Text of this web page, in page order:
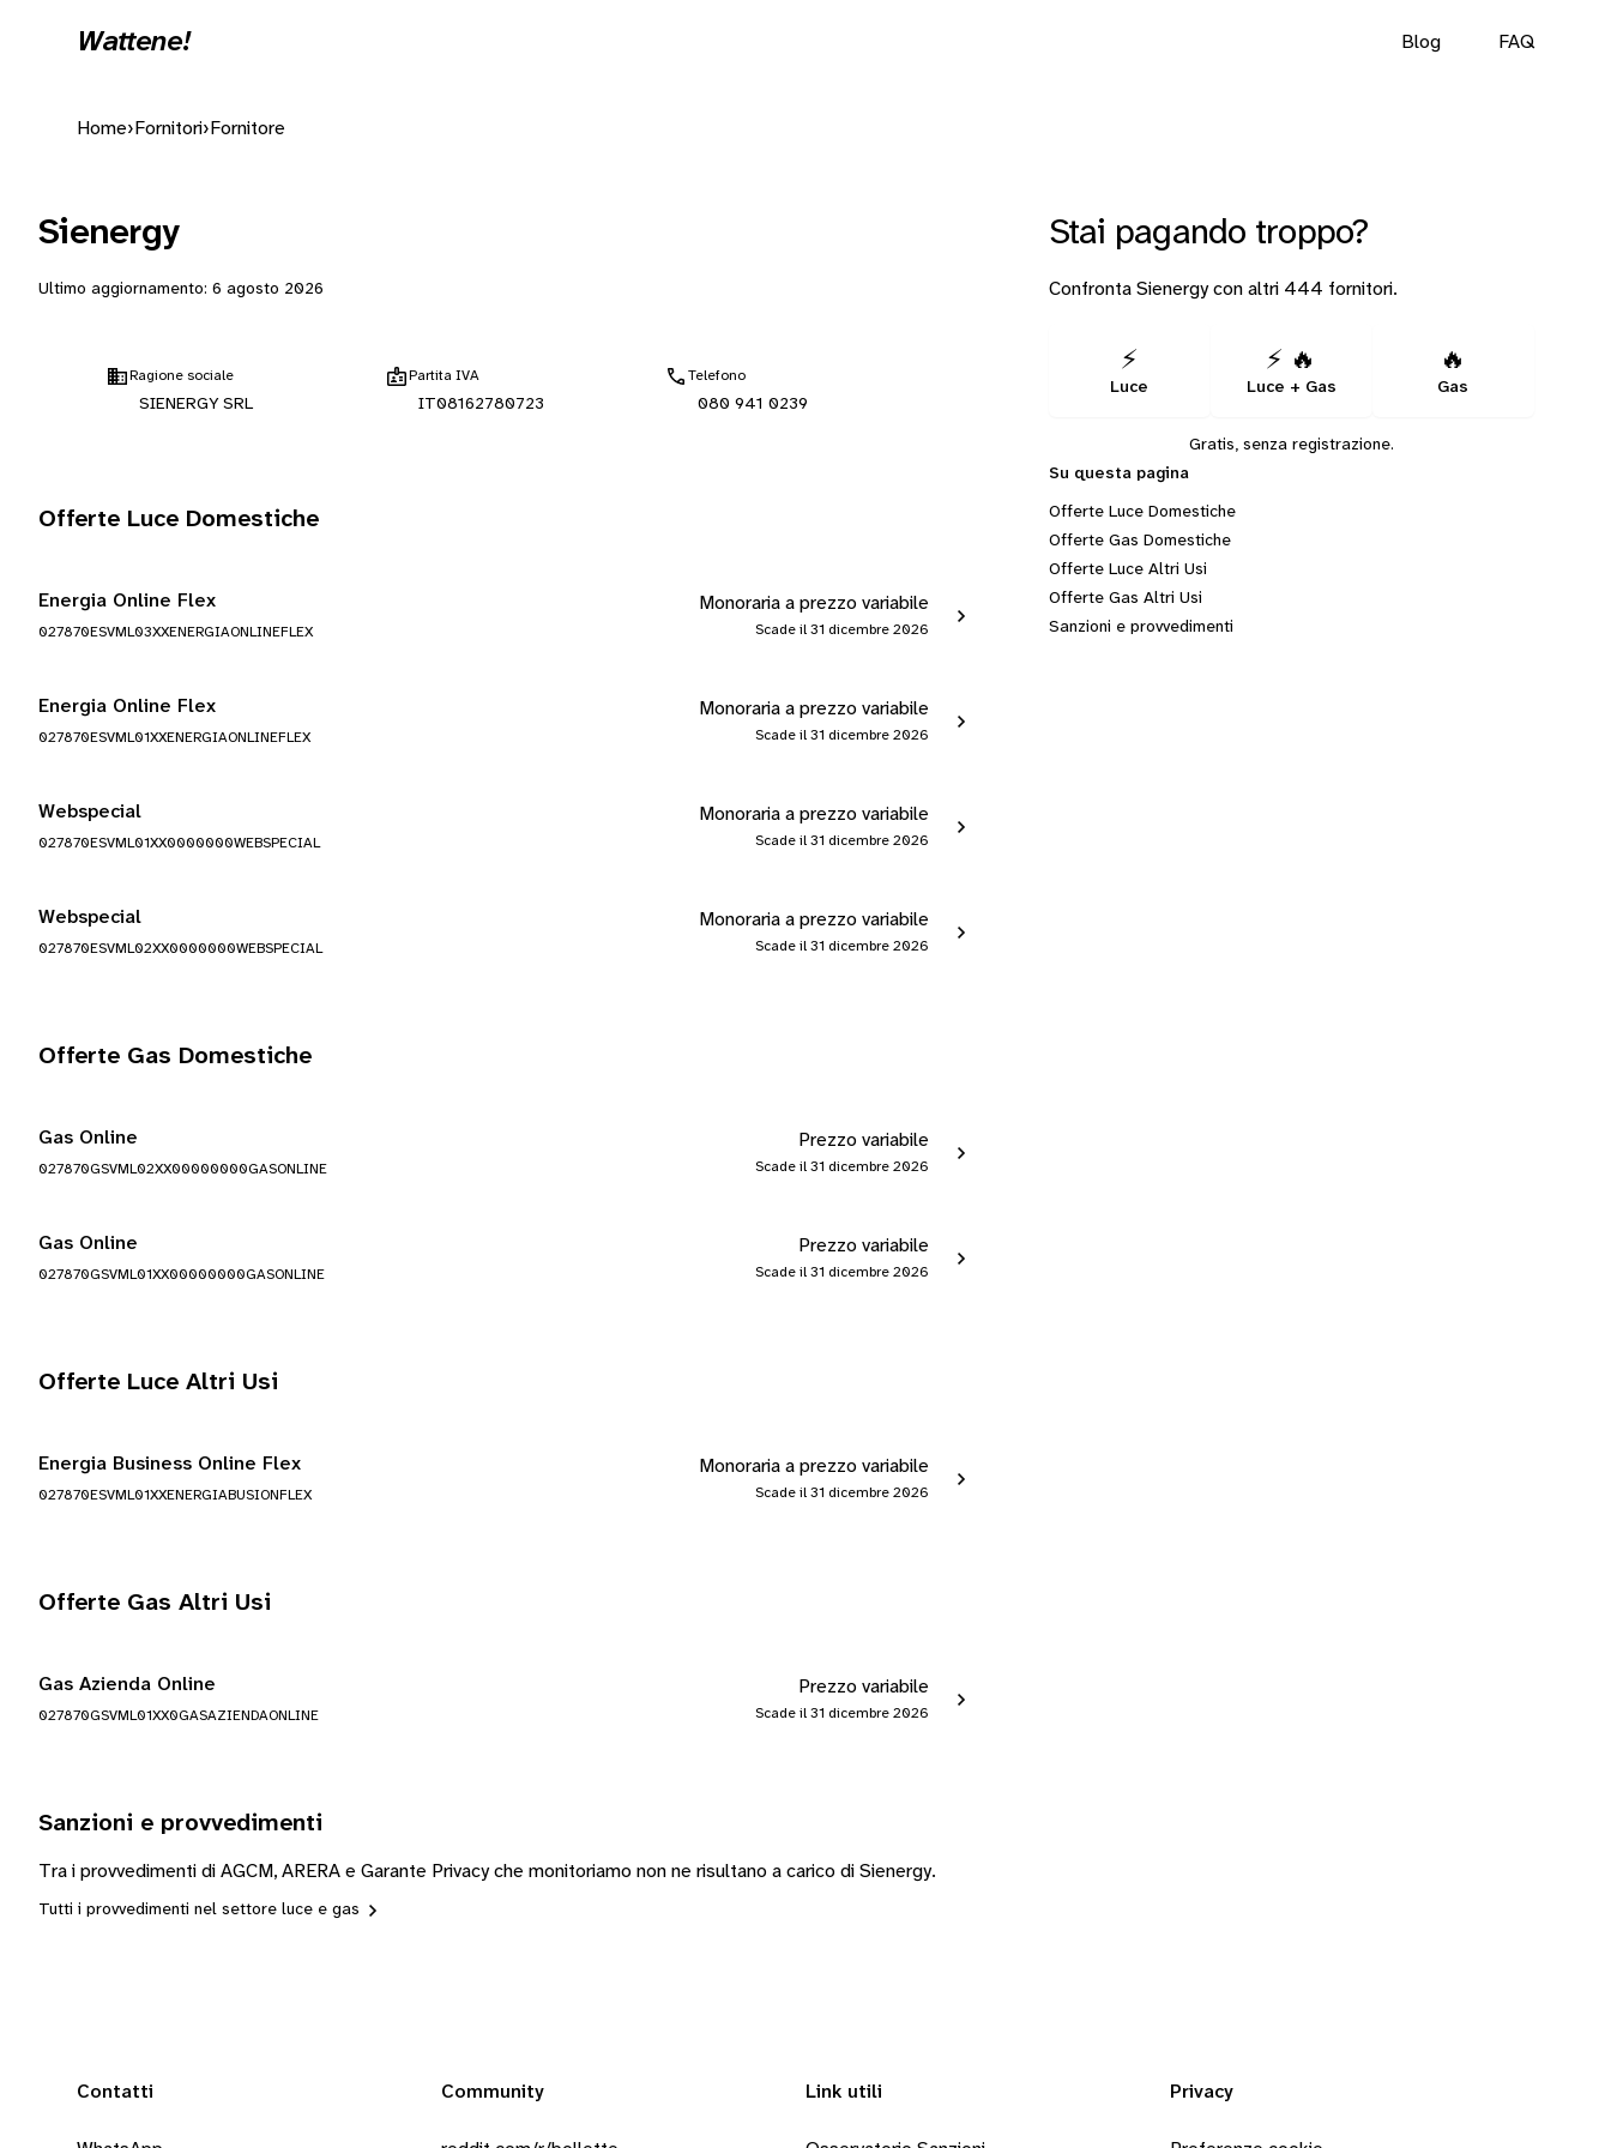
Wattene! Blog FAQ
Home› Fornitori› Fornitore
Sienergy
Ultimo aggiornamento: 6 agosto 2026
Ragione sociale
SIENERGY SRL
Partita IVA
IT08162780723
Telefono
080 941 0239
Offerte Luce Domestiche
Energia Online Flex
027870ESVML03XXENERGIAONLINEFLEX
Monoraria a prezzo variabile
Scade il 31 dicembre 2026
Energia Online Flex
027870ESVML01XXENERGIAONLINEFLEX
Monoraria a prezzo variabile
Scade il 31 dicembre 2026
Webspecial
027870ESVML01XX0000000WEBSPECIAL
Monoraria a prezzo variabile
Scade il 31 dicembre 2026
Webspecial
027870ESVML02XX0000000WEBSPECIAL
Monoraria a prezzo variabile
Scade il 31 dicembre 2026
Offerte Gas Domestiche
Gas Online
027870GSVML02XX00000000GASONLINE
Prezzo variabile
Scade il 31 dicembre 2026
Gas Online
027870GSVML01XX00000000GASONLINE
Prezzo variabile
Scade il 31 dicembre 2026
Offerte Luce Altri Usi
Energia Business Online Flex
027870ESVML01XXENERGIABUSIONFLEX
Monoraria a prezzo variabile
Scade il 31 dicembre 2026
Offerte Gas Altri Usi
Gas Azienda Online
027870GSVML01XX0GASAZIENDAONLINE
Prezzo variabile
Scade il 31 dicembre 2026
Sanzioni e provvedimenti
Tra i provvedimenti di AGCM, ARERA e Garante Privacy che monitoriamo non ne risultano a carico di Sienergy.
Tutti i provvedimenti nel settore luce e gas
Stai pagando troppo?
Confronta Sienergy con altri 444 fornitori.
⚡
Luce
⚡ 🔥
Luce + Gas
🔥
Gas
Gratis, senza registrazione.
Su questa pagina
Offerte Luce Domestiche
Offerte Gas Domestiche
Offerte Luce Altri Usi
Offerte Gas Altri Usi
Sanzioni e provvedimenti
Contatti Community Link utili Privacy